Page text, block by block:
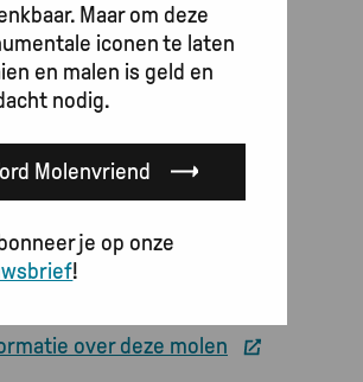
20221153
over deze molen
Maar om deze
iconen te laten
en malen is geld en
nodig.
Molenvriend
je op onze
!